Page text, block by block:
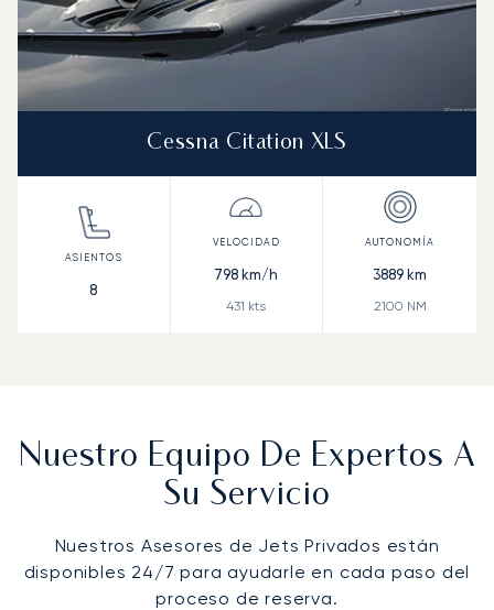
Cessna Citation XLS
8
798 km/h
431 kts
3889 km
2100 NM
Nuestro Equipo De Expertos A
Su Servicio
Nuestros Asesores de Jets Privados están
disponibles 24/7 para ayudarle en cada paso del
proceso de reserva.